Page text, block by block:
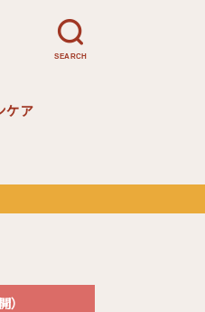
SEARCH
ケア
）